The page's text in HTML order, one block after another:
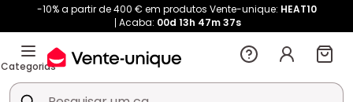
-10% a partir de 400 € em produtos Vente-unique: HEAT10
Acaba: 00d 13h 47m36s
Categorias